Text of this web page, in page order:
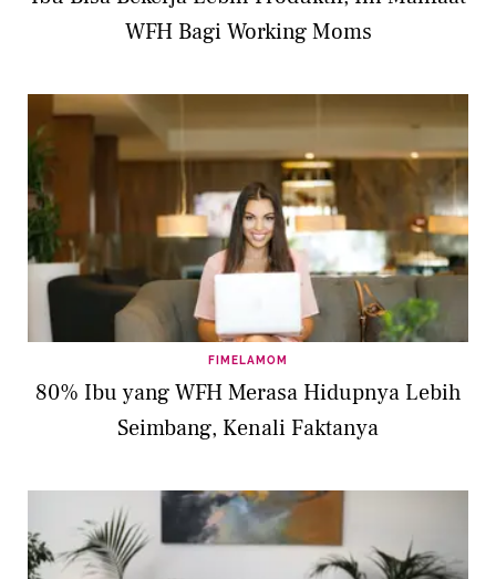
WFH Bagi Working Moms
FIMELAMOM
80% Ibu yang WFH Merasa Hidupnya Lebih
Seimbang, Kenali Faktanya